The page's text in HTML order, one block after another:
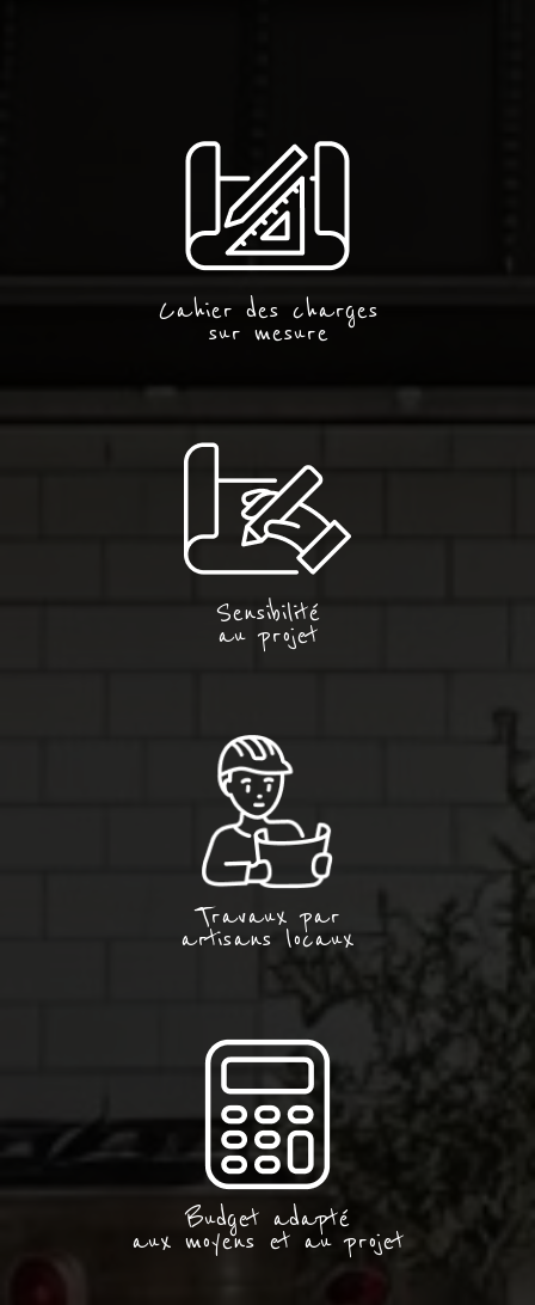
Cahier des charges
sur mesure
Sensibilité
au projet
Travaux par
artisans locaux
Budget adapté
aux moyens et au projet